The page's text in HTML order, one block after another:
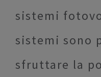
sistemi
sistemi sono
sfruttare la